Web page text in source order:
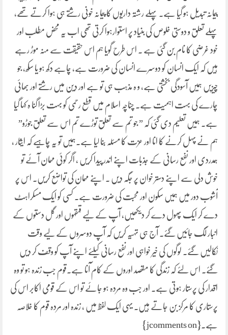
پیمانہ تبدیل ہو گیا ہے۔ پہلے رشتہ داریوں کا پیمانہ خونی رشتے ہی ہوا کرتے تھے،
پہلے تعلق و دوستی خلوص کی بنیاد پر استوارہوا کرتی تھی اب یہ محض مطلب اور
خود غرضی کا نام بن گئی ہے ۔ اس طرح گویا ہم اس حقیقت سے منہ موڑ رہے
ہیں کہ ایک انسان کو دوسرے انسان کی ضرورت ہے، چاہے دکھ ہو یا سکھ، جو
چیزیں ہمیں آسودگی بخشتی ہے، و ہ مذہب ہی تو ہے اور دین میں رشتے اور بھائی
چارے کی بہت اہمیت ہے۔ چناچہ اسلام میں قطع رحمی کو بہت بڑا گنا ہ کہا گیا
ہے۔ ہمیں تعلیم دی گئی کہ ” جو تم سے تعلق توڑے تم اس سے تعلق جوڑو”
ہم نے پہل کرنے کا انا اور عزت کا مسئلہ بنا لیا ہے۔ہمیں تو یہ چاہیے کہ ایثار ،
ہمدردی اور نفع رسانی کے جذبات اپنے اندر پیدا کریں ، اگر کوئی مہمان آئے تو
خوش دلی سے اپنے دستر خوان پر جگہ دیں ۔ اپنے مہمان کی تواضع کریں۔ اس پر
آشوب دور میں ہمیں سکون اور محبت کی ضرورت ہے۔ کسی کو ایک مسکراہٹ
دے کر ایک پھول دے کر دیکھیں، آپ کے لیے قہقہوں اور گل دستوں کے
انبار لگ جائیں گئے۔ آج ہی تہیہ کریں کہ آپ دوسروں کے لیے وقت
نکالیں گئے۔ لوگوں کی خیر خواہی اور نفع رسانی کیلئے اپنے آپ کو وقف کر دیں
گئے۔ اس لئے کہ زندگی کا مقصد اوروں کے کام آنا ہے۔قوم جب زندہ ہو تو وہ
اقدار کی پرستار ہوتی ہے۔ اور جب وہ مردہ ہو جائے تو اس کے قومی اکابر اس کی
پرستاری کا مرکز بن جاتے ہیں۔ یہی ایک لفظ میں ، زندہ اور مردہ قوم کا خلاصہ
ہے۔{jcomments on}